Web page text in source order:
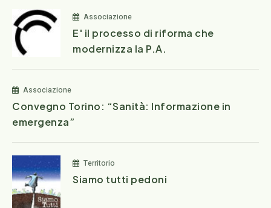
Associazione
E' il processo di riforma che
modernizza la P.A.
Associazione
Convegno Torino: “Sanità: Informazione in
emergenza”
Territorio
Siamo tutti pedoni